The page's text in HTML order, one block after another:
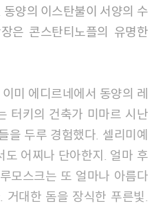
양의 이스탄불이 서양의 수
은 콘스탄티노플의 유명한
미 에디르네에서 동양의 레
터키의 건축가 미마르 시난
을 두루 경험했다. 셀리미예
도 어찌나 단아한지. 얼마 후
모스크는 또 얼마나 아름다
거대한 돔을 장식한 푸른빛.